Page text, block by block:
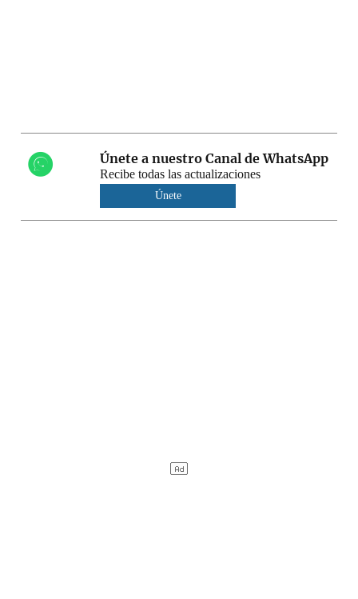
Únete a nuestro Canal de WhatsApp
Recibe todas las actualizaciones
Únete